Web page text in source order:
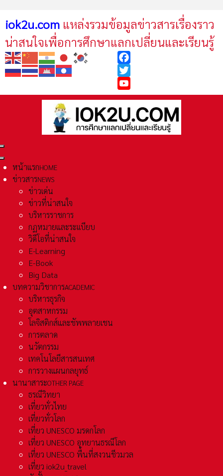
iok2u.com แหล่งรวมข้อมูลข่าวสารเรื่องราว
น่าสนใจเพื่อการศึกษาแลกเปลี่ยนและเรียนรู้
Facebook
Twitter
YouTube
หน้าแรกHOME
ข่าวสารNEWS
ข่าวเด่น
ข่าวที่น่าสนใจ
บริหารราชการ
กฏหมายและระเเบียบ
วิดีโอที่น่าสนใจ
E-Learning
E-Book
Big Data
บทความวิชาการACADEMIC
บริหารธุรกิจ
อุตสาหกรรม
โลจิสติกส์และชัพพลายเชน
การตลาด
นวัตกรรม
เทคโนโลยีสารสนเทศ
การวางแผนกลยุทธ์
นานาสาระOTHER PAGE
ธรณีวิทยา
เที่ยวทั่วไทย
เที่ยวทั่วโลก
เที่ยว UNESCO มรดกโลก
เที่ยว UNESCO อุทยานธรณีโลก
เที่ยว UNESCO พื้นที่สงวนชีวมวล
เที่ยว iok2u_travel